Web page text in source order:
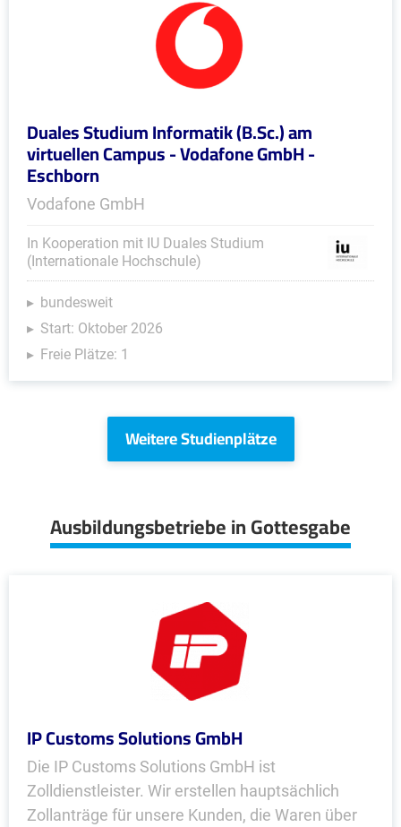
Duales Studium Informatik (B.Sc.) am
virtuellen Campus - Vodafone GmbH -
Eschborn
Vodafone GmbH
In Kooperation mit IU Duales Studium
(Internationale Hochschule)
bundesweit
Start: Oktober 2026
Freie Plätze: 1
Weitere Studienplätze
Ausbildungsbetriebe in Gottesgabe
IP Customs Solutions GmbH
Die IP Customs Solutions GmbH ist
Zolldienstleister. Wir erstellen hauptsächlich
Zollanträge für unsere Kunden, die Waren über